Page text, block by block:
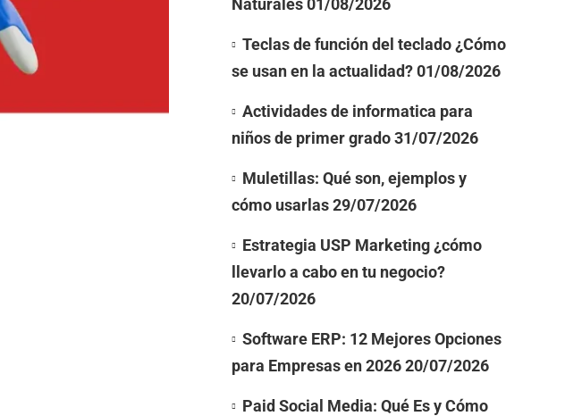
Naturales 01/08/2026
Teclas de función del teclado ¿Cómo
se usan en la actualidad? 01/08/2026
Actividades de informatica para
niños de primer grado 31/07/2026
Muletillas: Qué son, ejemplos y
cómo usarlas 29/07/2026
Estrategia USP Marketing ¿cómo
llevarlo a cabo en tu negocio?
20/07/2026
Software ERP: 12 Mejores Opciones
para Empresas en 2026 20/07/2026
Paid Social Media: Qué Es y Cómo